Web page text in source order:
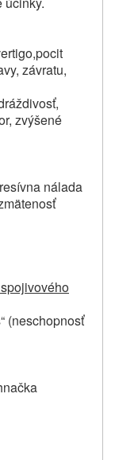
pocit
závratu,
zvýšené
nálada
(neschopnosť